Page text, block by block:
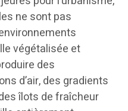
ne sont pas
végétalisée et
des
d’air, des gradients
îlots de fraîcheur